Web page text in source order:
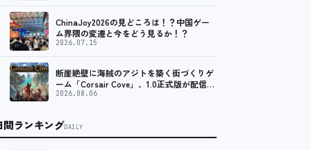
ChinaJoy2026の見どころは！？中国ゲー
ム界隈の変遷と今をどう見るか！？
2026.07.15
断崖絶壁に海賊のアジトを築く街づくりゲ
ーム「Corsair Cove」、1.0正式版が配信開
始！
2026.08.06
間ランキングDAILY